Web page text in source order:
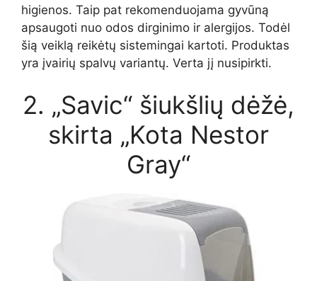
higienos. Taip pat rekomenduojama gyvūną
apsaugoti nuo odos dirginimo ir alergijos. Todėl
šią veiklą reikėtų sistemingai kartoti. Produktas
yra įvairių spalvų variantų. Verta jį nusipirkti.
2. „Savic“ šiukšlių dėžė,
skirta „Kota Nestor
Gray“